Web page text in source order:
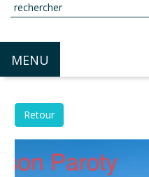
MENU
Retour